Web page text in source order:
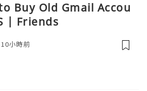
Buy Old Gmail Accou
| Friends
10小時前